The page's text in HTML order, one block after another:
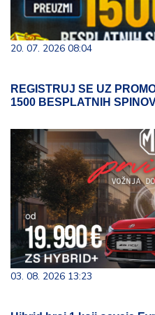
20. 07. 2026 08:04
REGISTRUJ SE UZ
1500 BESPLATNIH
03. 08. 2026 13:23